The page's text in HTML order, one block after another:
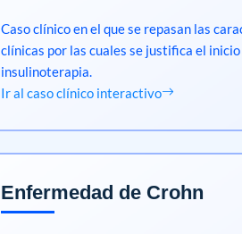
Caso clínico en el que se repasan las
clínicas por las cuales se justifica el inicio
insulinoterapia.
Ir al caso clínico interactivo
Enfermedad de Crohn